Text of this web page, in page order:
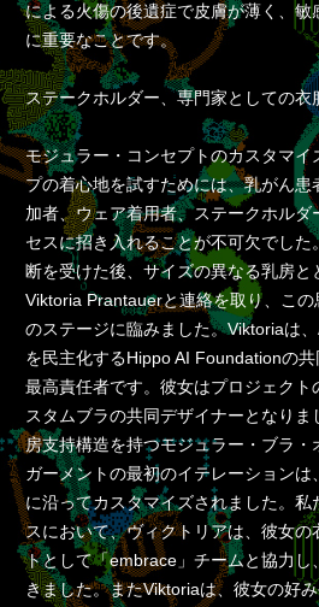
による火傷の後遺症で皮膚が薄く、
に重要なことです。
ステークホルダー、専門家としての衣
モジュラー・コンセプトのカスタマ
プの着心地を試すためには、乳がん
加者、ウェア着用者、ステークホル
セスに招き入れることが不可欠でし
断を受けた後、サイズの異なる乳房と
Viktoria Prantauerと連絡を取り、こ
のステージに臨みました。Viktoriaは
を民主化するHippo AI Foundationの
最高責任者です。彼女はプロジェクト
スタムブラの共同デザイナーとなり
房支持構造を持つモジュラー・ブラ
ガーメントの最初のイテレーション
に沿ってカスタマイズされました。
スにおいて、ヴィクトリアは、彼女
トとして「embrace」チームと協力し
きました。またViktoriaは、彼女の好